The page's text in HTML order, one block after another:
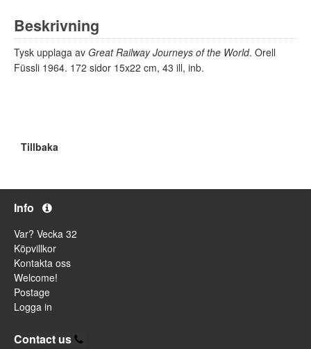
Beskrivning
Tysk upplaga av Great Railway Journeys of the World. Orell
Füssli 1964. 172 sidor 15x22 cm, 43 ill, inb.
Tillbaka
Info
Var? Vecka 32
Köpvillkor
Kontakta oss
Welcome!
Postage
Logga in
Contact us